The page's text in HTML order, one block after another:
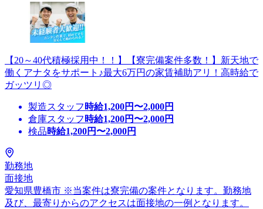
【20～40代積極採用中！！】【寮完備案件多数！】新天地で
働くアナタをサポート♪最大6万円の家賃補助アリ！高時給で
ガッツリ◎
製造スタッフ 時給1,200円〜2,000円
倉庫スタッフ 時給1,200円〜2,000円
検品時給1,200円〜2,000円
勤務地
面接地
愛知県豊橋市 ※当案件は寮完備の案件となります。勤務地
及び、最寄りからのアクセスは面接地の一例となります。